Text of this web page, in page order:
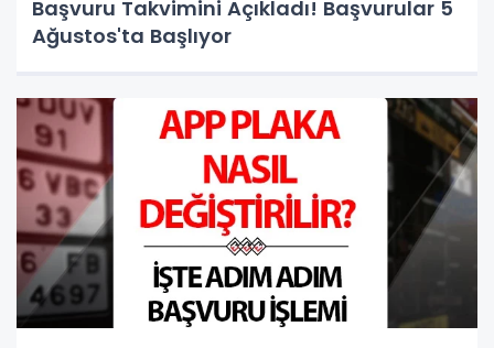
Başvuru Takvimini Açıkladı! Başvurular 5
Ağustos'ta Başlıyor